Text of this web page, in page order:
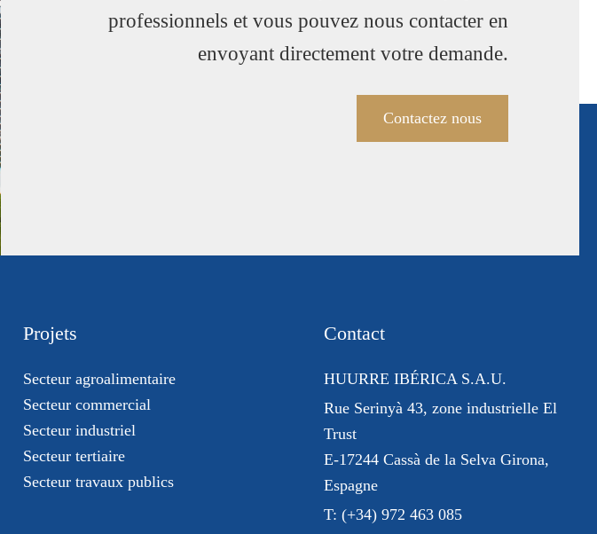
professionnels et vous pouvez nous contacter en
envoyant directement votre demande.
Contactez nous
Projets
Secteur agroalimentaire
Secteur commercial
Secteur industriel
Secteur tertiaire
Secteur travaux publics
Contact
HUURRE IBÉRICA S.A.U.
Rue Serinyà 43, zone industrielle El
Trust
E-17244 Cassà de la Selva Girona,
Espagne
T: (+34) 972 463 085